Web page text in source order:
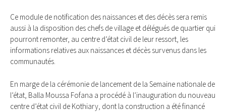
Ce module de notification des naissances et des décès sera remis
aussi à la disposition des chefs de village et délégués de quartier qui
pourront remonter, au centre d’état civil de leur ressort, les
informations relatives aux naissances et décès survenus dans les
communautés.
En marge de la cérémonie de lancement de la Semaine nationale de
l’état, Balla Moussa Fofana a procédé à l’inauguration du nouveau
centre d’état civil de Kothiary, dont la construction a été financé